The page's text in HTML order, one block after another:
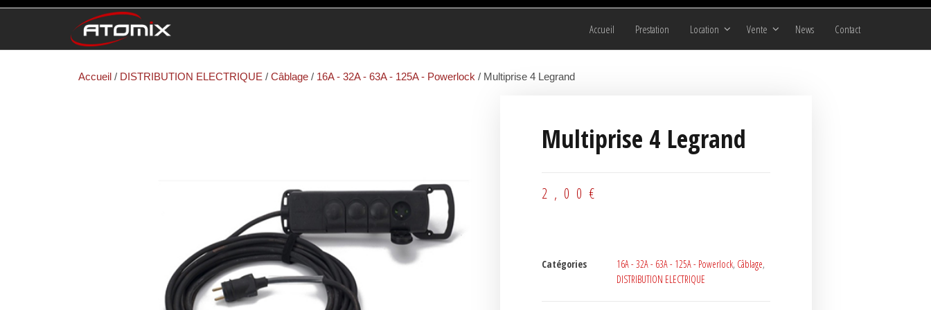
Accueil Prestation Location Vente News Contact
Accueil / DISTRIBUTION ELECTRIQUE / Câblage / 16A - 32A - 63A - 125A - Powerlock / Multiprise 4 Legrand
Multiprise 4 Legrand
2,00 €
Catégories 16A - 32A - 63A - 125A - Powerlock, Câblage,
DISTRIBUTION ELECTRIQUE